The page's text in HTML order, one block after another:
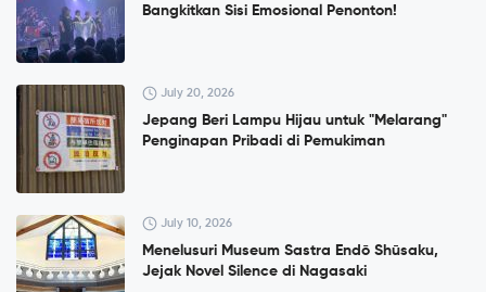
Bangkitkan Sisi Emosional Penonton!
July 20, 2026
Jepang Beri Lampu Hijau untuk "Melarang"
Penginapan Pribadi di Pemukiman
July 10, 2026
Menelusuri Museum Sastra Endō Shūsaku,
Jejak Novel Silence di Nagasaki